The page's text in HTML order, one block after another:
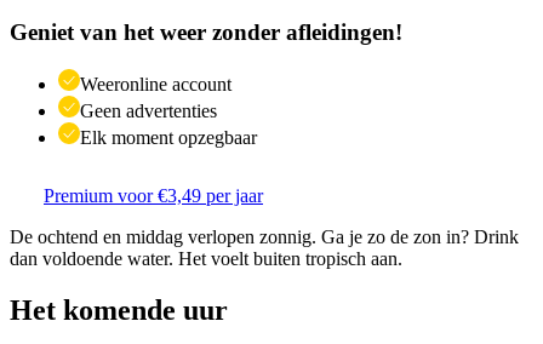
Geniet van het weer zonder afleidingen!
Weeronline account
Geen advertenties
Elk moment opzegbaar
Premium voor €3,49 per jaar
De ochtend en middag verlopen zonnig. Ga je zo de zon in? Drink
dan voldoende water. Het voelt buiten tropisch aan.
Het komende uur